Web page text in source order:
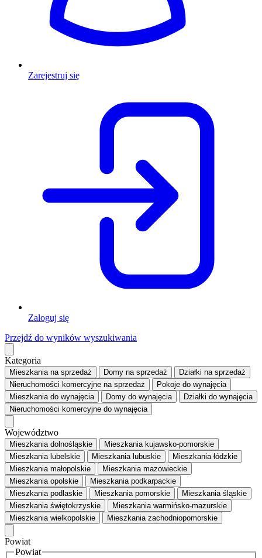
Zarejestruj się
Zaloguj się
Przejdź do wyników wyszukiwania
Kategoria
Mieszkaniana sprzedaż Domy na sprzedaż Działki na sprzedaż
Nieruchomości komercyjne na sprzedaż Pokoje do wynajęcia
Mieszkaniado wynajęcia Domy do wynajęcia Działki do wynajęcia
Nieruchomości komercyjne do wynajęcia
Województwo
Mieszkania dolnośląskie
Mieszkania kujawsko-pomorskie
Mieszkania lubelskie
Mieszkania lubuskie
Mieszkania łódzkie
Mieszkania małopolskie
Mieszkania mazowieckie
Mieszkania opolskie
Mieszkania podkarpackie
Mieszkania podlaskie
Mieszkania pomorskie
Mieszkania śląskie
Mieszkania świętokrzyskie
Mieszkania warmińsko-mazurskie
Mieszkania wielkopolskie
Mieszkania zachodniopomorskie
Powiat
Powiat